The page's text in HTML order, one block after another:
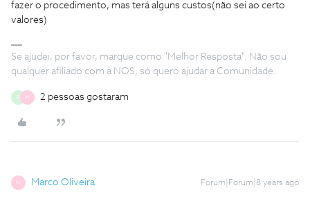
fazer o procedimento, mas terá alguns custos(não sei ao certo
valores)
Se ajudei, por favor, marque como "Melhor Resposta". Não sou
qualquer afiliado com a NOS, só quero ajudar a Comunidade.
M 2 pessoas gostaram
M Marco Oliveira Forum|Forum|8 years ago